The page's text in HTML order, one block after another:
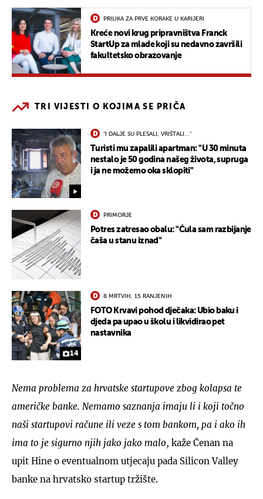
PRILIKA ZA PRVE KORAKE U KARIJERI
Kreće novi krug pripravništva Franck
StartUp za mlade koji su nedavno završili
fakultetsko obrazovanje
TRI VIJESTI O KOJIMA SE PRIČA
"I DALJE SU PLESALI, VRIŠTALI..."
Turisti mu zapalili apartman: "U 30 minuta
nestalo je 50 godina našeg života, supruga
i ja ne možemo oka sklopiti"
PRIMORJE
Potres zatresao obalu: "Čula sam razbijanje
čaša u stanu iznad"
14
8 MRTVIH, 15 RANJENIH
FOTO Krvavi pohod dječaka: Ubio baku i
djeda pa upao u školu i likvidirao pet
nastavnika
Nema problema za hrvatske startupove zbog kolapsa te
američke banke. Nemamo saznanja imaju li i koji točno
naši startupovi račune ili veze s tom bankom, pa i ako ih
ima to je sigurno njih jako jako malo, kaže Ćenan na
upit Hine o eventualnom utjecaju pada Silicon Valley
banke na hrvatsko startup tržište.